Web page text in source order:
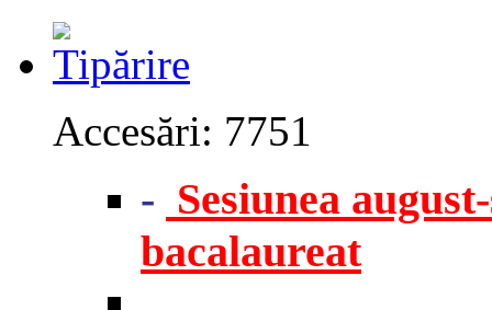
Accesări: 7751
- Sesiunea
bacalaureat